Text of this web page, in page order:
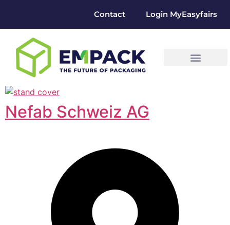
Contact Login MyEasyfairs
Nefab Schweiz AG